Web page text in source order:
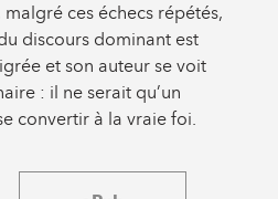
ces échecs répétés,
discours dominant est
et son auteur se voit
: il ne serait qu’un
convertir à la vraie foi.